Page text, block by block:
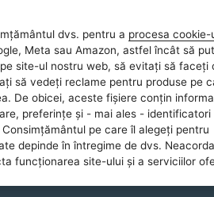
gonflabil
de companie
(gonflabile)
dvs. pentru a procesa cookie-
Meta sau Amazon, astfel încât să
site-ul nostru web, să evitați să faceți
să vedeți reclame pentru produse pe
De obicei, aceste fișiere conțin
preferințe și - mai ales - identificatori
pe care îl alegeți pentru
depinde în întregime de dvs.
funcționarea site-ului și a serviciilor